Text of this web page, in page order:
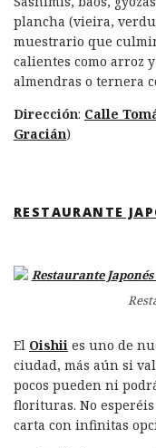
plancha (vieira,
muestrario que
calientes como arroz
almendras o ternera
Dirección: Calle
Gracián)
RESTAURANTE
El Oishii es uno de
ciudad, más aún si
pocos pueden ni
florituras. No
carta con infinitas